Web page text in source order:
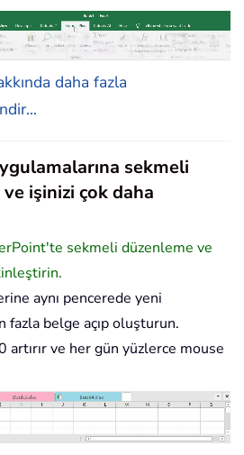
daha fazla
sekmeli
ve işinizi çok daha
sekmeli düzenleme ve
aynı pencerede yeni
fazla belge açıp oluşturun.
ve her gün yüzlerce mouse